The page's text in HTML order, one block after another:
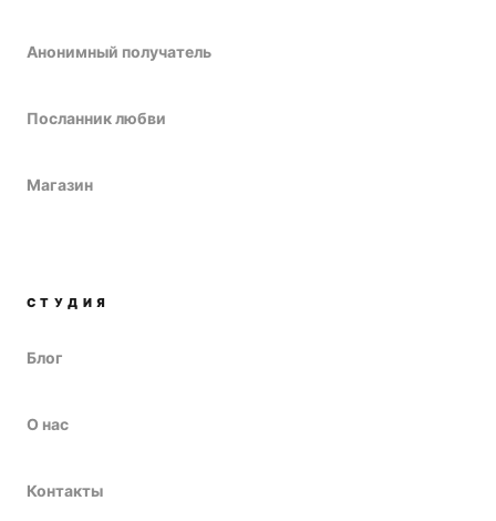
Анонимный получатель
Посланник любви
Магазин
СТУДИЯ
Блог
О нас
Контакты